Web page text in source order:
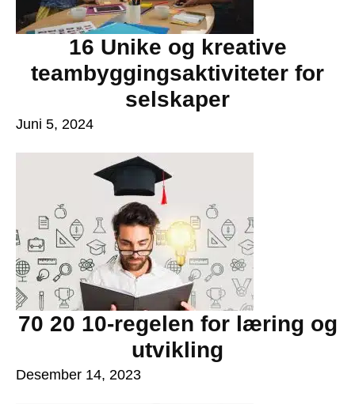
16 Unike og kreative
teambyggingsaktiviteter for
selskaper
Juni 5, 2024
70 20 10-regelen for læring og
utvikling
Desember 14, 2023